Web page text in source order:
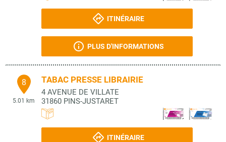
ITINÉRAIRE
PLUS D'INFORMATIONS
8
5.01 km
TABAC PRESSE LIBRAIRIE
4 AVENUE DE VILLATE
31860 PINS-JUSTARET
ITINÉRAIRE